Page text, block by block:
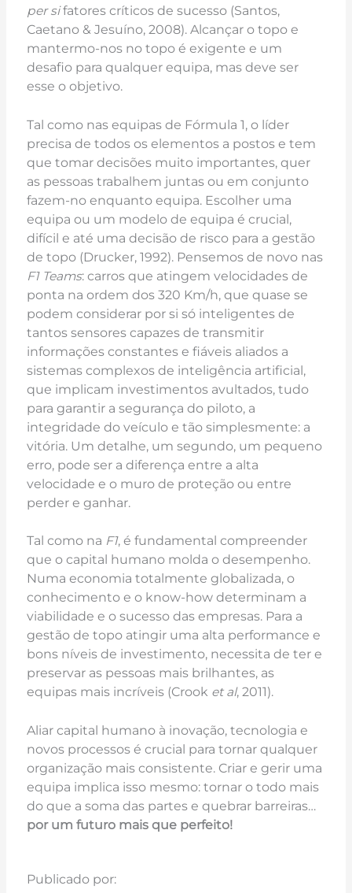
per sifatores críticos de sucesso (Santos,
Caetano & Jesuíno, 2008). Alcançar o topo e
mantermo-nos no topo é exigente e um
desafio para qualquer equipa, mas deve ser
esse o objetivo.
Tal como nas equipas de Fórmula 1, o líder
precisa de todos os elementos a postos e tem
que tomar decisões muito importantes, quer
as pessoas trabalhem juntas ou em conjunto
fazem-no enquanto equipa. Escolher uma
equipa ou um modelo de equipa é crucial,
difícil e até uma decisão de risco para a gestão
de topo (Drucker, 1992). Pensemos de novo nas
F1 Teams: carros que atingem velocidades de
ponta na ordem dos 320 Km/h, que quase se
podem considerar por si só inteligentes de
tantos sensores capazes de transmitir
informações constantes e fiáveis aliados a
sistemas complexos de inteligência artificial,
que implicam investimentos avultados, tudo
para garantir a segurança do piloto, a
integridade do veículo e tão simplesmente: a
vitória. Um detalhe, um segundo, um pequeno
erro, pode ser a diferença entre a alta
velocidade e o muro de proteção ou entre
perder e ganhar.
Tal como na F1, é fundamental compreender
que o capital humano molda o desempenho.
Numa economia totalmente globalizada, o
conhecimento e o know-how determinam a
viabilidade e o sucesso das empresas. Para a
gestão de topo atingir uma alta performance e
bons níveis de investimento, necessita de ter e
preservar as pessoas mais brilhantes, as
equipas mais incríveis (Crook et al, 2011).
Aliar capital humano à inovação, tecnologia e
novos processos é crucial para tornar qualquer
organização mais consistente. Criar e gerir uma
equipa implica isso mesmo: tornar o todo mais
do que a soma das partes e quebrar barreiras…
por um futuro mais que perfeito!
Publicado por: